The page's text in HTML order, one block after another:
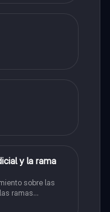
y la rama
sobre las
ramas